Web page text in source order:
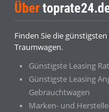
Über
Finden Sie die
Traumwagen.
Günstigste Leasing
Günstigste Leasing
Gebrauchtwagen
Marken- und